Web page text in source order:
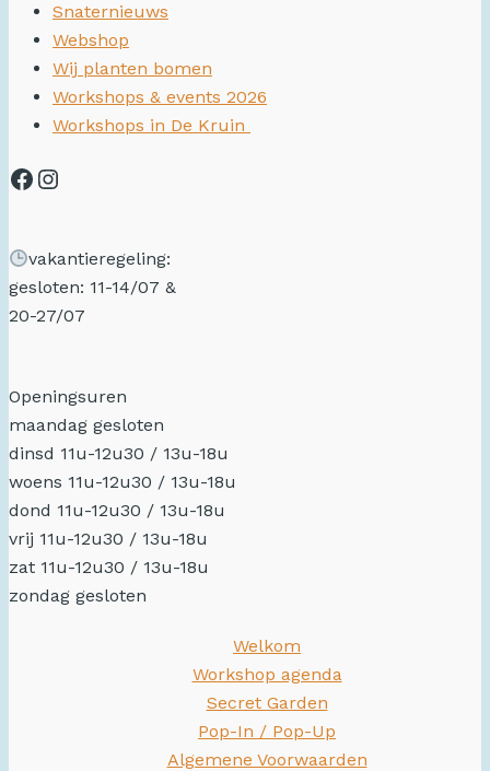
Snaternieuws
Webshop
Wij planten bomen
Workshops & events 2026
Workshops in De Kruin
vakantieregeling:
gesloten: 11-14/07 &
20-27/07
Openingsuren
maandag gesloten
dinsd 11u-12u30 / 13u-18u
woens 11u-12u30 / 13u-18u
dond 11u-12u30 / 13u-18u
vrij 11u-12u30 / 13u-18u
zat 11u-12u30 / 13u-18u
zondag gesloten
Welkom
Workshop agenda
Secret Garden
Pop-In / Pop-Up
Algemene Voorwaarden